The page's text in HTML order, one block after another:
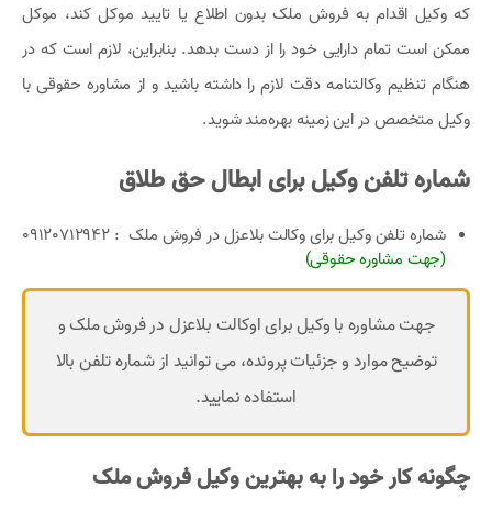
که وکیل اقدام به فروش ملک بدون اطلاع یا تایید موکل کند، موکل
ممکن است تمام دارایی خود را از دست بدهد. بنابراین، لازم است که در
هنگام تنظیم وکالتنامه دقت لازم را داشته باشید و از مشاوره حقوقی با
وکیل متخصص در این زمینه بهره‌مند شوید.
شماره تلفن وکیل برای ابطال حق طلاق
شماره تلفن وکیل برای وکالت بلاعزل در فروش ملک :‌ 09120712942
(جهت مشاوره حقوقی)
جهت مشاوره با وکیل برای اوکالت بلاعزل در فروش ملک و
توضیح موارد و جزئیات پرونده، می توانید از شماره تلفن بالا
استفاده نمایید.
چگونه کار خود را به بهترین وکیل فروش ملک